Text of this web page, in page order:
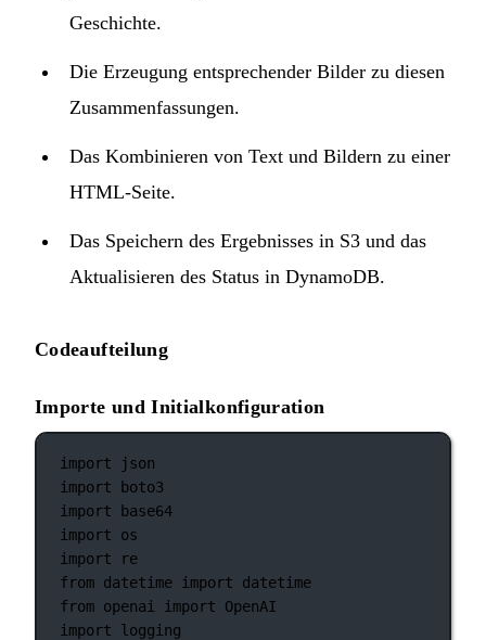
Geschichte.
Die Erzeugung entsprechender Bilder zu diesen
Zusammenfassungen.
Das Kombinieren von Text und Bildern zu einer
HTML-Seite.
Das Speichern des Ergebnisses in S3 und das
Aktualisieren des Status in DynamoDB.
Codeaufteilung
Importe und Initialkonfiguration
import json
import boto3
import base64
import os
import re
from datetime import datetime
from openai import OpenAI
import logging